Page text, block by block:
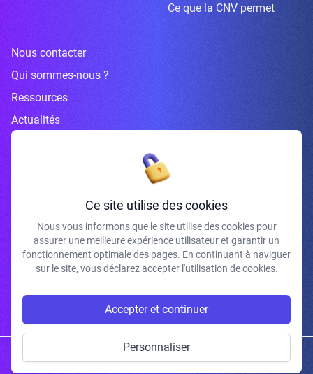
Ce que la CNV permet
Nous contacter
Qui sommes-nous ?
Ressources
Actualités
Inscrivez-vous à la newsletter
J'accepte de recevoir vos e-mails et confirme avoir pris connaissance de
votre politique de confidentialité et mentions légales.
Copyright © 2026 | Gum Studio. Tous droits réservés.
Ce site utilise des cookies
Nous vous informons que le site utilise des cookies pour
assurer une meilleure expérience utilisateur et garantir un
fonctionnement optimale des pages. En continuant à naviguer
sur le site, vous déclarez accepter l'utilisation de cookies.
Accepter et continuer
Personnaliser